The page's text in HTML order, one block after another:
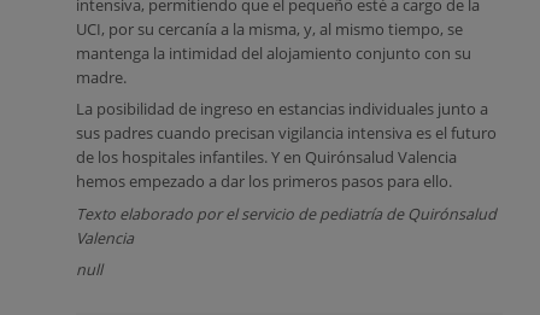
intensiva, permitiendo que el pequeño esté a cargo de la
UCI, por su cercanía a la misma, y, al mismo tiempo, se
mantenga la intimidad del alojamiento conjunto con su
madre.
La posibilidad de ingreso en estancias individuales junto a
sus padres cuando precisan vigilancia intensiva es el futuro
de los hospitales infantiles. Y en Quirónsalud Valencia
hemos empezado a dar los primeros pasos para ello.
Texto elaborado por el servicio de pediatría de Quirónsalud
Valencia
null